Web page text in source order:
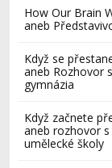
How Our Brain
aneb
Když se
aneb Rozhovor
gymnázia
Když začnete
aneb rozhovor
umělecké školy